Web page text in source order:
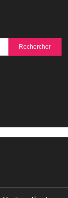
Rechercher :